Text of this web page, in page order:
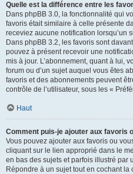
Quelle est la différence entre les
Dans phpBB 3.0, la fonctionnalité qui
favoris était similaire à celle présente
receviez aucune notification lorsqu’un
Dans phpBB 3.2, les favoris sont
pouvez à présent recevoir une
mis à jour. L’abonnement, quant à lui,
forum ou d’un sujet auquel vous êtes
favoris et des abonnements peuvent
contrôle de l’utilisateur, sous les «
Haut
Comment puis-je ajouter aux favoris
Vous pouvez ajouter aux favoris ou
cliquant sur le lien approprié dans le
en bas des sujets et parfois illustré par
Répondre à un sujet tout en cochant